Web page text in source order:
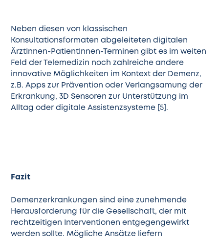
Neben diesen von klassischen
Konsultationsformaten abgeleiteten digitalen
ÄrztInnen-PatientInnen-Terminen gibt es im weiten
Feld der Telemedizin noch zahlreiche andere
innovative Möglichkeiten im Kontext der Demenz,
z.B. Apps zur Prävention oder Verlangsamung der
Erkrankung, 3D Sensoren zur Unterstützung im
Alltag oder digitale Assistenzsysteme [5].
Fazit
Demenzerkrankungen sind eine zunehmende
Herausforderung für die Gesellschaft, der mit
rechtzeitigen Interventionen entgegengewirkt
werden sollte. Mögliche Ansätze liefern